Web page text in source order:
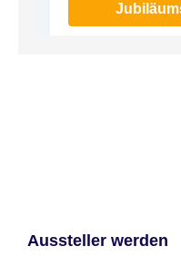
Aussteller werden